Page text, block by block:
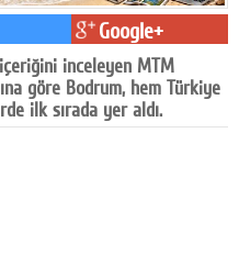
Google+
inceleyen MTM
göre Bodrum, hem Türkiye
ilk sırada yer aldı.